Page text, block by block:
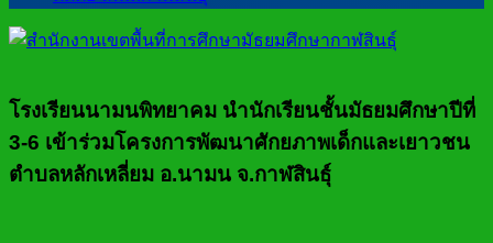
โรงเรียนนามนพิทยาคม นำนักเรียนชั้นมัธยมศึกษาปีที่
3-6 เข้าร่วมโครงการพัฒนาศักยภาพเด็กและเยาวชน
ตำบลหลักเหลี่ยม อ.นามน จ.กาฬสินธุ์